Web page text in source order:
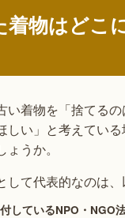
着物はどこ
い着物を「捨てる
しい」と考えてい
うか。
て代表的なのは、
しているNPO・NGO